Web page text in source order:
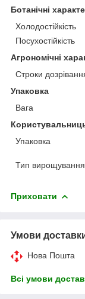
Ботанічні
Холодостійкість
Посухостійкість
Агрономічні
Строки
Упаковка
Вага
Упаковка
Тип вирощування
Приховати
Умови
Нова Пошта
Всі умови